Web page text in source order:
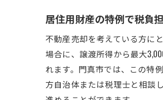
居住用財産の特例で税負
不動産売却を考えている方に
場合に、譲渡所得から最大
れます。門真市では、この特
方自治体または税理士と相談